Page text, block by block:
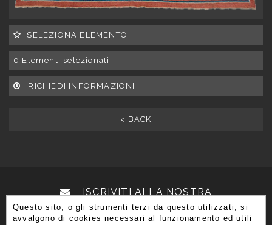
SELEZIONA ELEMENTO
0 Elementi selezionati
RICHIEDI INFORMAZIONI
< BACK
ISCRIVITI ALLA NOSTRA
NEWSLETTER
Questo sito, o gli strumenti terzi da questo utilizzati, si
avvalgono di cookies necessari al funzionamento ed utili